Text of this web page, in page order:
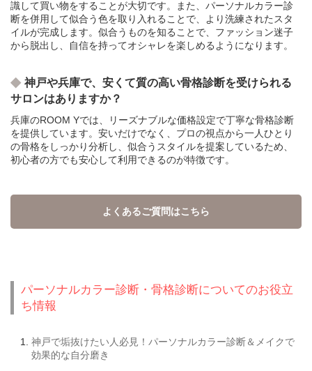
識して買い物をすることが大切です。また、パーソナルカラー診
断を併用して似合う色を取り入れることで、より洗練されたスタ
イルが完成します。似合うものを知ることで、ファッション迷子
から脱出し、自信を持ってオシャレを楽しめるようになります。
神戸や兵庫で、安くて質の高い骨格診断を受けられる
サロンはありますか？
兵庫のROOM Yでは、リーズナブルな価格設定で丁寧な骨格診断
を提供しています。安いだけでなく、プロの視点から一人ひとり
の骨格をしっかり分析し、似合うスタイルを提案しているため、
初心者の方でも安心して利用できるのが特徴です。
よくあるご質問はこちら
パーソナルカラー診断・骨格診断についてのお役立
ち情報
神戸で垢抜けたい人必見！パーソナルカラー診断＆メイクで
効果的な自分磨き